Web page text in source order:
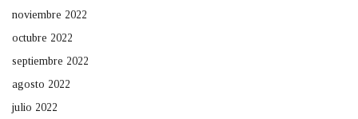
noviembre 2022
octubre 2022
septiembre 2022
agosto 2022
julio 2022